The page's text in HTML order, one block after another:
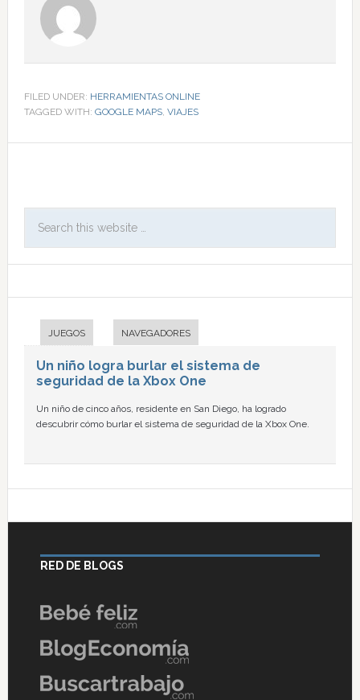
FILED UNDER: HERRAMIENTAS ONLINE
TAGGED WITH: GOOGLE MAPS, VIAJES
JUEGOS NAVEGADORES
Un niño logra burlar el sistema de
seguridad de la Xbox One
Un niño de cinco años, residente en San Diego, ha logrado
descubrir cómo burlar el sistema de seguridad de la Xbox One.
RED DE BLOGS